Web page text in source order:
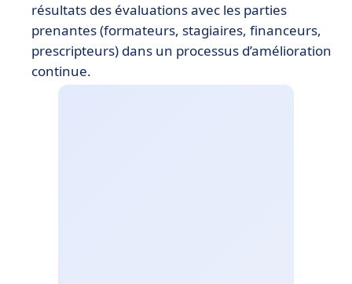
résultats des évaluations avec les parties
prenantes (formateurs, stagiaires, financeurs,
prescripteurs) dans un processus d’amélioration
continue.